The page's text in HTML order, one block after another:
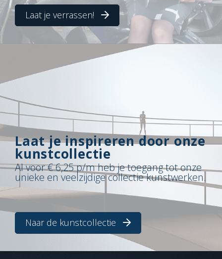
Laat je verrassen!
Laat je inspireren door onze
kunstcollectie
Al voor € 6,25 p/m heb je toegang tot onze
unieke en veelzijdige collectie kunstwerken.
Naar de kunstcollectie